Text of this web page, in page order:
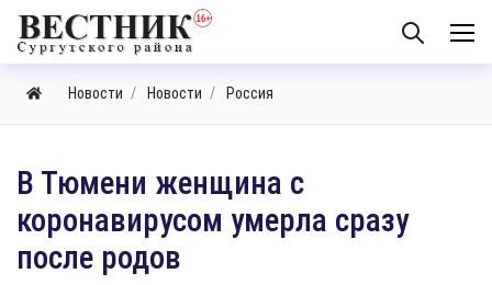
Новости Новости Россия
​В Тюмени женщина с
коронавирусом умерла сразу
после родов